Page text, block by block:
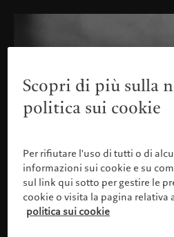
Scopri di più sulla
politica sui cookie
Per rifiutare l'uso di tutti o di
informazioni sui cookie e su
sul link qui sotto per gestire le
cookie o visita la pagina relativa
politica sui cookie